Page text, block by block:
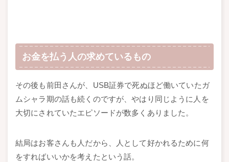
お金を払う人の求めているもの
その後も前田さんが、USB証券で死ぬほど働いていたガ
ムシャラ期の話も続くのですが、やはり同じように人を
大切にされていたエピソードが数多くありました。
結局はお客さんも人だから、人として好かれるために何
をすればいいかを考えたという話。